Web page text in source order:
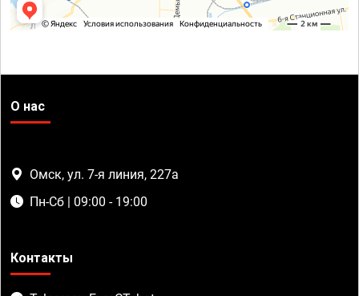
О нас
Омск, ул. 7-я линия, 227а
Пн-Сб | 09:00 - 19:00
Контакты